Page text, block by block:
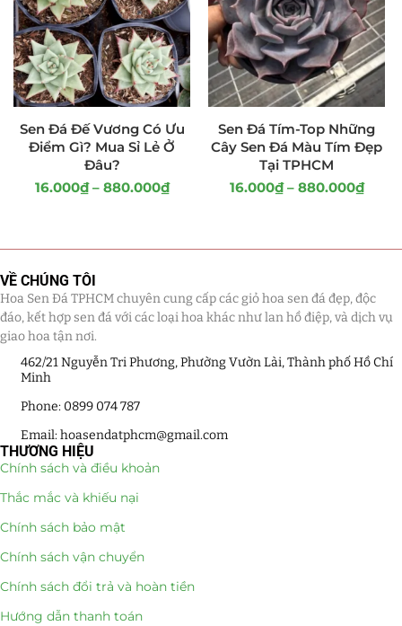
Sen Đá Đế Vương Có Ưu
Điểm Gì? Mua Sỉ Lẻ Ở
Đâu?
16.000₫ – 880.000₫
Sen Đá Tím-Top Những
Cây Sen Đá Màu Tím Đẹp
Tại TPHCM
16.000₫ – 880.000₫
VỀ CHÚNG TÔI
Hoa Sen Đá TPHCM chuyên cung cấp các giỏ hoa sen đá đẹp, độc
đáo, kết hợp sen đá với các loại hoa khác như lan hồ điệp, và dịch vụ
giao hoa tận nơi.
462/21 Nguyễn Tri Phương, Phường Vườn Lài, Thành phố Hồ Chí
Minh
Phone: 0899 074 787
Email: hoasendatphcm@gmail.com
THƯƠNG HIỆU
Chính sách và điều khoản
Thắc mắc và khiếu nại
Chính sách bảo mật
Chính sách vận chuyển
Chính sách đổi trả và hoàn tiền
Hướng dẫn thanh toán